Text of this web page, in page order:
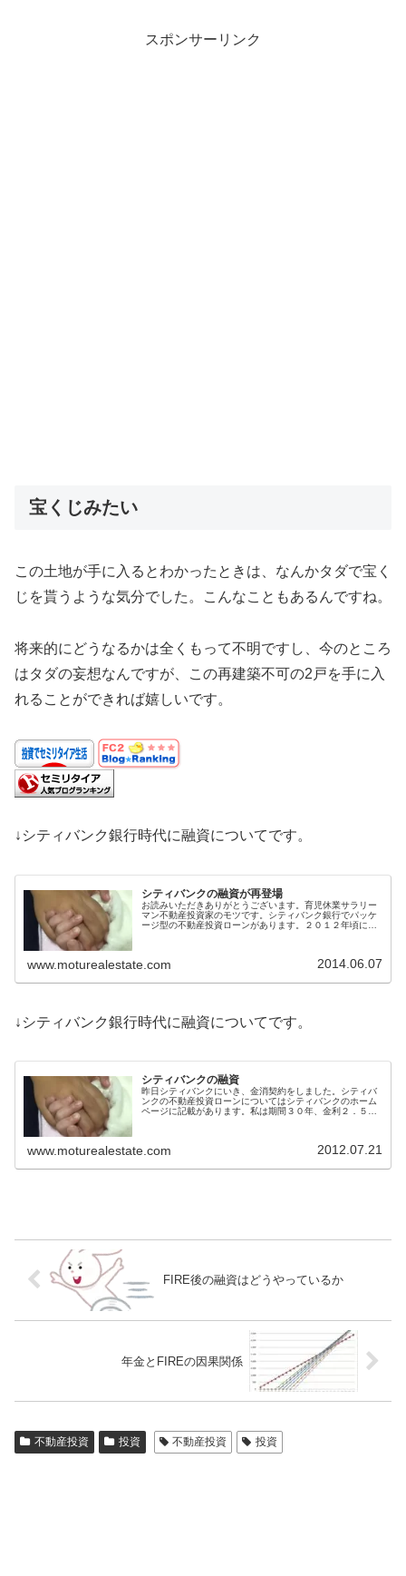
スポンサーリンク
宝くじみたい
この土地が手に入るとわかったときは、なんかタダで宝く
じを貰うような気分でした。こんなこともあるんですね。
将来的にどうなるかは全くもって不明ですし、今のところ
はタダの妄想なんですが、この再建築不可の2戸を手に入
れることができれば嬉しいです。
↓シティバンク銀行時代に融資についてです。
シティバンクの融資が再登場
お読みいただきありがとうございます。育児休業サラリー
マン不動産投資家のモツです。シティバンク銀行でパッケ
ージ型の不動産投資ローンがあります。２０１２年頃に一
www.moturealestate.com 2014.06.07
↓シティバンク銀行時代に融資についてです。
シティバンクの融資
昨日シティバンクにいき、金消契約をしました。シティバ
ンクの不動産投資ローンについてはシティバンクのホーム
ページに記載があります。私は期間３０年、金利２．５
www.moturealestate.com 2012.07.21
FIRE後の融資はどうやっているか
年金とFIREの因果関係
不動産投資 投資 不動産投資 投資